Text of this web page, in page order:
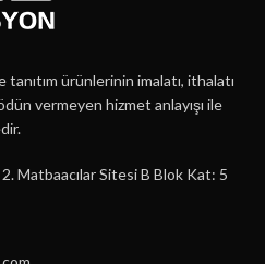
ürünlerinin imalatı, ithalatı
vermeyen hizmet anlayışı ile
Matbaacılar Sitesi B Blok Kat: 5